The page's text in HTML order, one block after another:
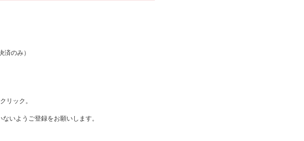
のみ）
リック。
いようご登録をお願いします。